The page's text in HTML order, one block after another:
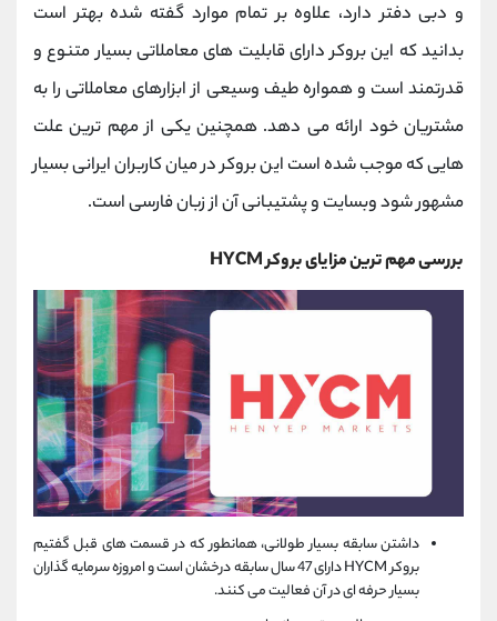
و دبی دفتر دارد، علاوه بر تمام موارد گفته شده بهتر است
بدانید که این بروکر دارای قابلیت های معاملاتی بسیار متنوع و
قدرتمند است و همواره طیف وسیعی از ابزارهای معاملاتی را به
مشتریان خود ارائه می دهد. همچنین یکی از مهم ترین علت
هایی که موجب شده است این بروکر در میان کاربران ایرانی بسیار
مشهور شود وبسایت و پشتیبانی آن از زبان فارسی است.
بررسی مهم ترین مزایای بروکرHYCM
داشتن سابقه بسیار طولانی، همانطور که در قسمت های قبل گفتیم
بروکرHYCM
دارای 47 سال سابقه درخشان است و امروزه سرمایه گذاران
بسیار حرفه ای در آن فعالیت می کنند.